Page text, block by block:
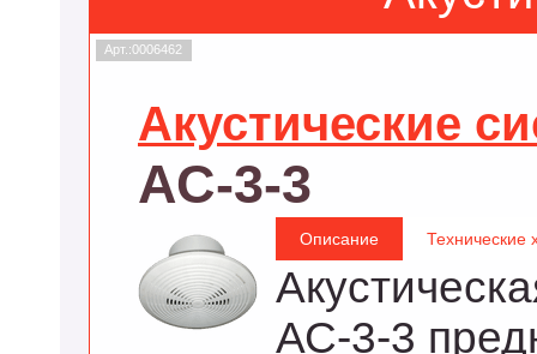
Арт.:0006462
Акустические
АС-3-3
Описание Технические
АС-3-3